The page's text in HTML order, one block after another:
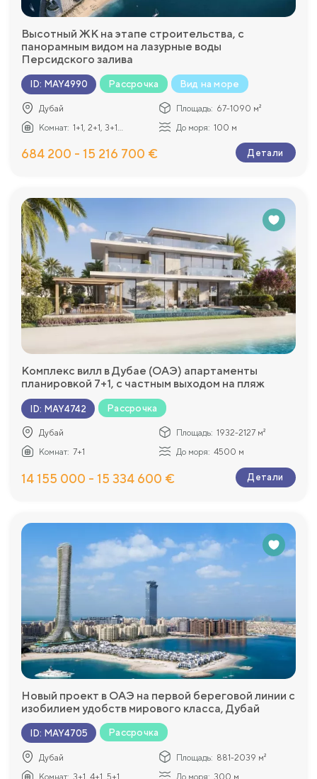
Высотный ЖК на этапе строительства, с
панорамным видом на лазурные воды
Персидского залива
ID: MAY4990 Рассрочка Вид на море
Дубай Площадь: 67-1090 м²
Комнат: 1+1, 2+1, 3+1... До моря: 100 м
684 200 - 15 216 700 € Детали
Комплекс вилл в Дубае (ОАЭ) апартаменты
планировкой 7+1, с частным выходом на пляж
ID: MAY4742 Рассрочка
Дубай Площадь: 1932-2127 м²
Комнат: 7+1 До моря: 4500 м
14 155 000 - 15 334 600 € Детали
Новый проект в ОАЭ на первой береговой линии с
изобилием удобств мирового класса, Дубай
ID: MAY4705 Рассрочка
Дубай Площадь: 881-2039 м²
Комнат: 3+1, 4+1, 5+1 До моря: 300 м